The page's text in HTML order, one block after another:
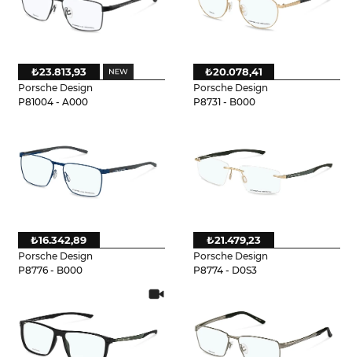
Porsche Design
P81004 - A000
₺23.813,93
Porsche Design
P8731 - B000
₺20.078,41
Porsche Design
P8776 - B000
₺16.342,89
Porsche Design
P8774 - D0S3
₺21.479,23